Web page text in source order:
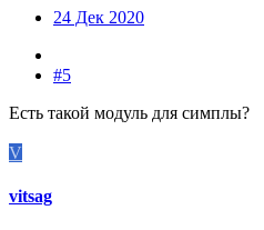
24 Дек 2020
#5
Есть такой модуль для симплы?
V
vitsag